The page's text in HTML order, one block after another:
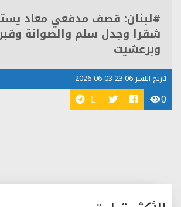
#لبنان: قصف مدفعي معاد
شقرا وجدل سلم والصوانة
وبرعشيت
تاريخ النشر 23:06 03-06-2026
0